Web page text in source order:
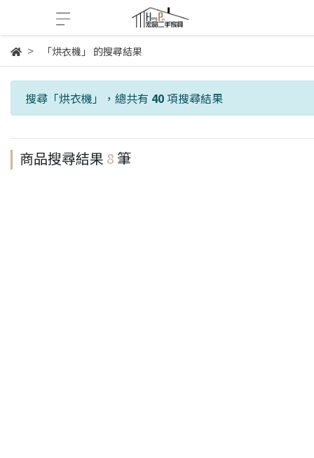
「烘衣機」 的搜尋結果
搜尋「烘衣機 」，總共有 40項搜尋結果
商品搜尋結果 8 筆